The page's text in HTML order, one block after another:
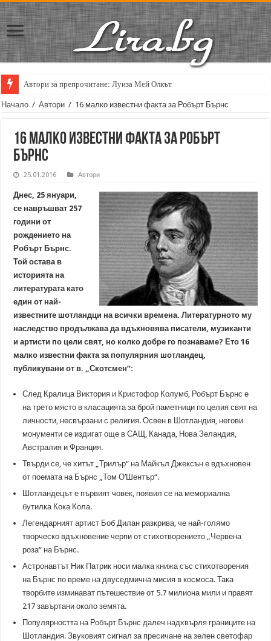
Автори за препрочитане: Луиза Мей Олкът
Кирил Кадийски: „Плачът на големия поет винаги е и сила, и
Начало / Автори / 16 малко известни факта за Робърт Бърнс
16 малко известни факта за Робърт
Бърнс
25.01.2016 Автори
Днес, 25 януари,
се навръшват 257
години от
рождението на
Робърт Бърнс.
Той остава в
историята на
литературата като
един от най-
известните шотландци на всички времена. Литературното му
наследство продължава да вдъхновява писатели, музиканти
и артисти по цели свят, но колко добре го познаваме? Ето 16
малко известни факта за популярния шотландец,
публикувани от в. „Скотсмен“:
След Кралица Виктория и Кристофор Колумб, Робърт Бърнс е
на трето място в класацията за брой паметници по целия свят на
личности, несвързани с религия. Освен в Шотландия, негови
монументи се издигат още в САЩ, Канада, Нова Зеландия,
Австралия и Франция.
Твърди се, че хитът „Трилър“ на Майкъл Джексън е вдъхновен
от поемата на Бърнс „Том О’Шентър“.
Шотландецът е първият човек, появил се на мемориална
бутилка Кока Кола.
Легендарният артист Боб Дилан разкрива, че най-голямо
творческо вдъхновение черпи от стихотворението „Червена
роза“ на Бърнс.
Астронавтът Ник Патрик носи малка книжа със стихотворения
на Бърнс по време на двуседмична мисия в космоса. Така
творбите изминават пътешествие от 5.7 милиона мили и правят
217 завъртани около земята.
Популярността на Робърт Бърнс далеч надхвърля границите на
Шотландия. Звуковият сигнал за пресичане на зелен светофар